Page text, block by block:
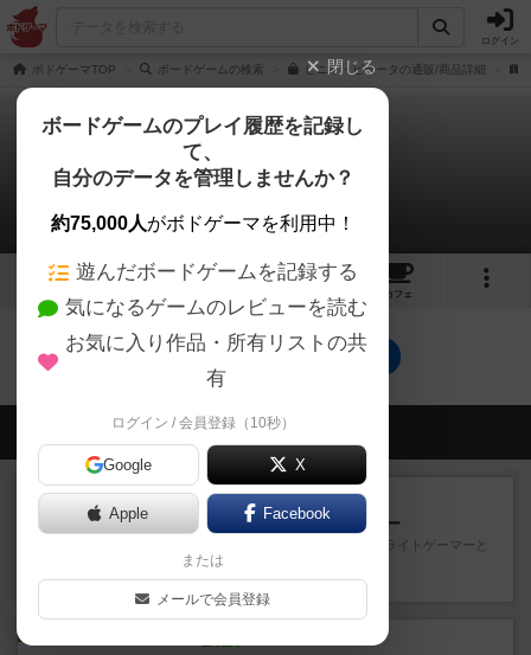
ログイン
ボドゲーマTOP ボードゲームの検索 ピニャ・ピラータの通販/商品詳細
ピニャ・ピラータ
0件のレビュー
1
カフェ
ピニャ・ピラータのトップに戻る
会員の新しい投稿
レビュー
アンダー・ザ・テーブラー
笑えるバカゲームを集めているライトゲーマーと
してのレビューです。正体隠...
27分前by toyota
閉じる
ボードゲームのプレイ履歴を記録し
て、
自分のデータを管理しませんか？
約75,000人がボドゲーマを利用中！
遊んだボードゲームを記録する
気になるゲームのレビューを読む
お気に入り作品・所有リストの共
有
ログイン / 会員登録（10秒）
Google X
Apple Facebook
または
メールで会員登録